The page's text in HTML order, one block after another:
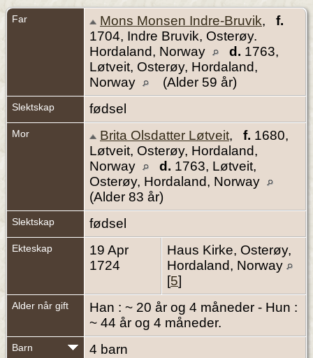
Far Mons Monsen Indre-Bruvik, f.
1704, Indre Bruvik, Osterøy.
Hordaland, Norway
d. 1763,
Løtveit, Osterøy, Hordaland,
Norway
(Alder 59 år)
Slektskap fødsel
Mor Brita Olsdatter Løtveit, f. 1680,
Løtveit, Osterøy, Hordaland,
Norway
d. 1763, Løtveit,
Osterøy, Hordaland, Norway
(Alder 83 år)
Slektskap fødsel
Ekteskap
19 Apr
1724
Haus Kirke, Osterøy,
Hordaland, Norway
[5]
Alder når gift
Han : ~ 20 år og 4 måneder - Hun :
~ 44 år og 4 måneder.
Barn 4 barn